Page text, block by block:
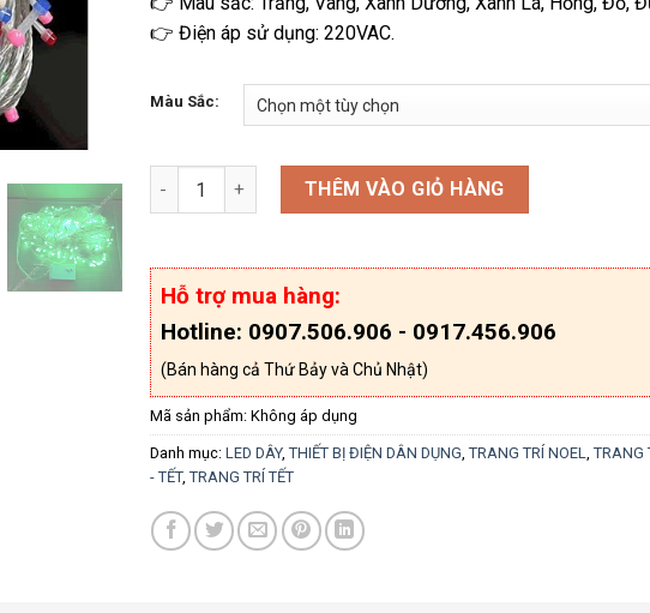
👉 Điện áp sử dụng: 220VAC.
Màu Sắc:
Dây Đèn Led Chớp DQ V8 Bóng Đục Lớn 330B (75-80M) số
THÊM VÀO GIỎ HÀNG
Hỗ trợ mua hàng:
Hotline: 0907.506.906 - 0917.456.906
(Bán hàng cả Thứ Bảy và Chủ Nhật)
Mã sản phẩm: Không áp dụng
Danh mục: LED DÂY, THIẾT BỊ ĐIỆN DÂN DỤNG, TRANG TRÍ NOEL, TRANG
- TẾT, TRANG TRÍ TẾT